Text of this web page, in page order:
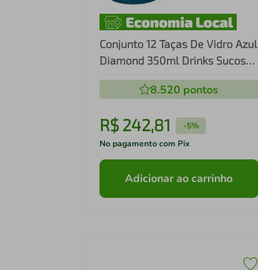
Conjunto 12 Taças De Vidro Azul
Diamond 350ml Drinks Sucos
Refrigerantes Águas Copo
8.520 pontos
R$ 242,81 -5%
No pagamento com Pix
Adicionar ao carrinho